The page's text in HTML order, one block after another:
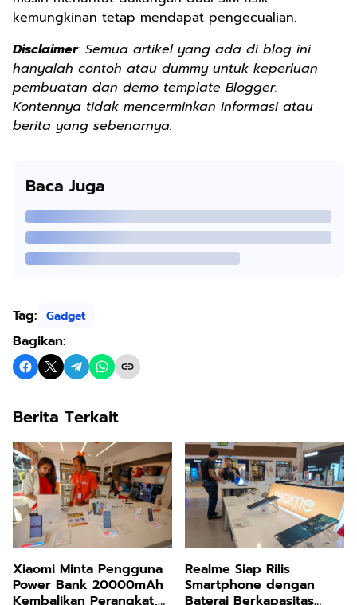
kemungkinan tetap mendapat pengecualian.
Disclaimer: Semua artikel yang ada di blog ini
hanyalah contoh atau dummy untuk keperluan
pembuatan dan demo template Blogger.
Kontennya tidak mencerminkan informasi atau
berita yang sebenarnya.
Baca Juga
Tag: Gadget
Bagikan:
Berita Terkait
Xiaomi Minta Pengguna
Power Bank 20000mAh
Kembalikan Perangkat,
Realme Siap Rilis
Smartphone dengan
Baterai Berkapasitas